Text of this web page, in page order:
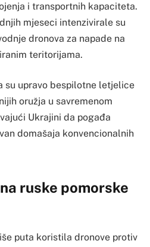
i transportnih kapaciteta.
mjeseci intenzivirale su
dronova za napade na
teritorijama.
su upravo bespilotne letjelice
oružja u savremenom
Ukrajini da pogađa
domašaja konvencionalnih
ruske pomorske
puta koristila dronove protiv